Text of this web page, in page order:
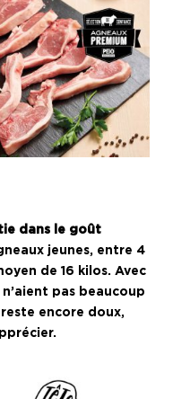
dans le goût
jeunes, entre 4
de 16 kilos. Avec
pas beaucoup
encore doux,